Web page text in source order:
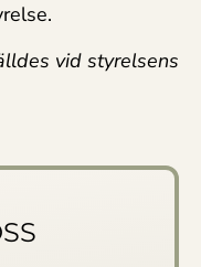
vid styrelsens